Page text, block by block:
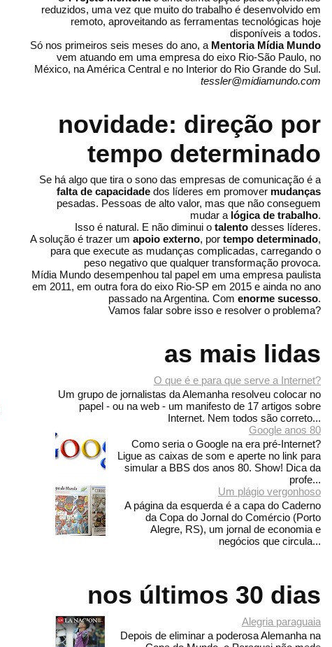
reduzidos, uma vez que muito do trabalho é desenvolvido em
remoto, aproveitando as ferramentas tecnológicas hoje
disponíveis a todos.
Só nos primeiros seis meses do ano, a Mentoria Mídia Mundo
vem atuando em uma empresa do eixo Rio-São Paulo, no
México, na América Central e no Interior do Rio Grande do Sul.
tessler@midiamundo.com
novidade: direção por
tempo determinado
Se há algo que tira o sono das empresas de comunicação é a
falta de capacidade dos líderes em promover mudanças
pesadas. Pessoas de alto valor, mas que não conseguem
mudar a lógica de trabalho.
Isso é natural. E não diminui o talento desses líderes.
A solução é trazer um apoio externo, por tempo determinado,
para que execute as mudanças complicadas, carregando o
peso negativo que qualquer transformação provoca.
Mídia Mundo desempenhou tal papel em uma empresa paulista
em 2011, em outra fora do eixo Rio-SP em 2015 e ainda no ano
passado na Argentina. Com enorme sucesso.
Vamos falar sobre isso e resolver o problema?
as mais lidas
O que é e para que serve a Internet?
Um grupo de jornalistas da Alemanha resolveu colocar no
papel - ou na web - um manifesto de 17 artigos sobre
Internet. Nem todos são correto...
Google anos 80
Como seria o Google na era pré-Internet?
Ligue as caixas de som e aperte no link para
simular a BBS dos anos 80. Show! Dica da
profe...
Um plágio vergonhoso
A página da esquerda é a capa do Caderno
da Copa do Jornal do Comércio (Porto
Alegre, RS), um jornal de economia e
negócios que circula...
nos últimos 30 dias
Alegria paraguaia
Depois de eliminar a poderosa Alemanha na